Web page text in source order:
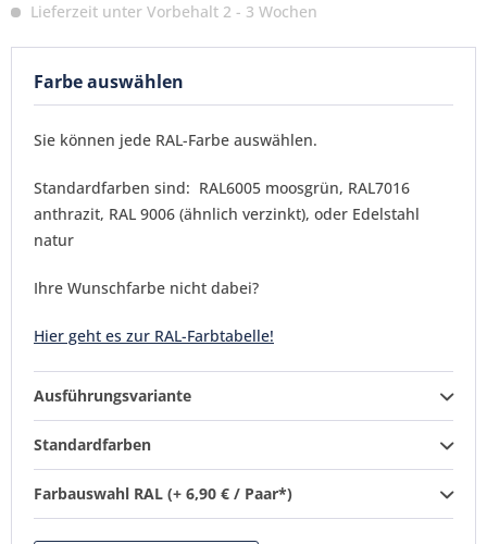
Lieferzeit unter Vorbehalt 2 - 3 Wochen
Farbe auswählen
Sie können jede RAL-Farbe auswählen.
Standardfarben sind: RAL6005 moosgrün, RAL7016
anthrazit, RAL 9006 (ähnlich verzinkt), oder Edelstahl
natur
Ihre Wunschfarbe nicht dabei?
Hier geht es zur RAL-Farbtabelle!
Ausführungsvariante
Standardfarben
Farbauswahl RAL (+ 6,90 € / Paar*)